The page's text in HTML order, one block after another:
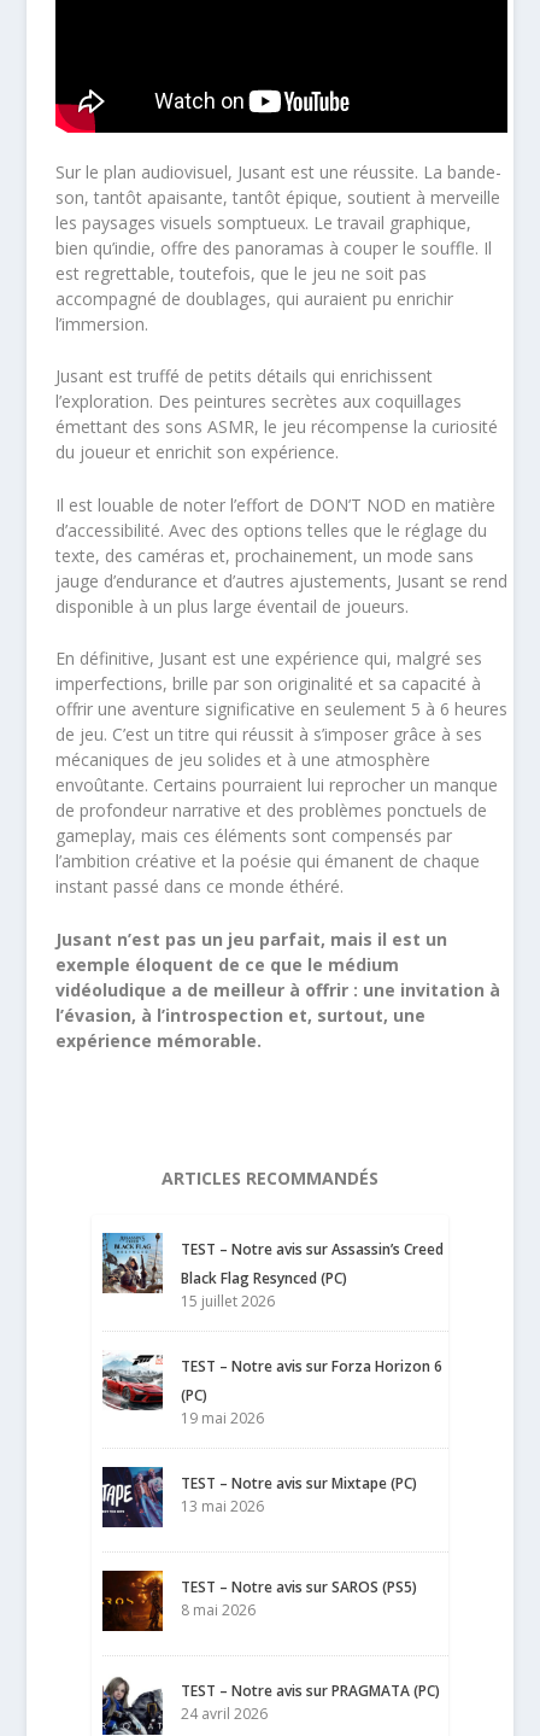
Sur le plan audiovisuel, Jusant est une réussite. La bande-
son, tantôt apaisante, tantôt épique, soutient à merveille
les paysages visuels somptueux. Le travail graphique,
bien qu’indie, offre des panoramas à couper le souffle. Il
est regrettable, toutefois, que le jeu ne soit pas
accompagné de doublages, qui auraient pu enrichir
l’immersion.
Jusant est truffé de petits détails qui enrichissent
l’exploration. Des peintures secrètes aux coquillages
émettant des sons ASMR, le jeu récompense la curiosité
du joueur et enrichit son expérience.
Il est louable de noter l’effort de DON’T NOD en matière
d’accessibilité. Avec des options telles que le réglage du
texte, des caméras et, prochainement, un mode sans
jauge d’endurance et d’autres ajustements, Jusant se rend
disponible à un plus large éventail de joueurs.
En définitive, Jusant est une expérience qui, malgré ses
imperfections, brille par son originalité et sa capacité à
offrir une aventure significative en seulement 5 à 6 heures
de jeu. C’est un titre qui réussit à s’imposer grâce à ses
mécaniques de jeu solides et à une atmosphère
envoûtante. Certains pourraient lui reprocher un manque
de profondeur narrative et des problèmes ponctuels de
gameplay, mais ces éléments sont compensés par
l’ambition créative et la poésie qui émanent de chaque
instant passé dans ce monde éthéré.
Jusant n’est pas un jeu parfait, mais il est un
exemple éloquent de ce que le médium
vidéoludique a de meilleur à offrir : une invitation à
l’évasion, à l’introspection et, surtout, une
expérience mémorable.
ARTICLES RECOMMANDÉS
TEST – Notre avis sur Assassin’s Creed
Black Flag Resynced (PC)
15 juillet 2026
TEST – Notre avis sur Forza Horizon 6
(PC)
19 mai 2026
TEST – Notre avis sur Mixtape (PC)
13 mai 2026
TEST – Notre avis sur SAROS (PS5)
8 mai 2026
TEST – Notre avis sur PRAGMATA (PC)
24 avril 2026